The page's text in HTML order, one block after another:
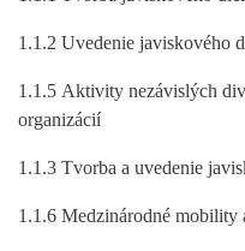
1.1.2 Uvedenie javiskového
1.1.5 Aktivity nezávislých
organizácií
1.1.3 Tvorba a uvedenie
1.1.6 Medzinárodné mobility